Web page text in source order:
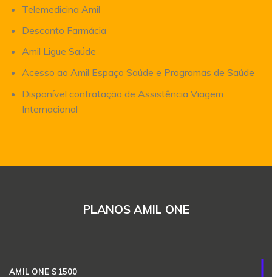
Telemedicina Amil
Desconto Farmácia
Amil Ligue Saúde
Acesso ao Amil Espaço Saúde e Programas de Saúde
Disponível contratação de Assistência Viagem
Internacional
PLANOS AMIL ONE
AMIL ONE S1500